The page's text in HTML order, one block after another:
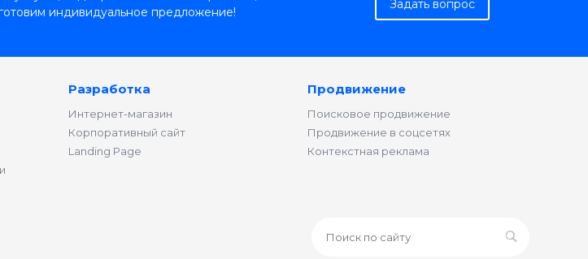
индивидуальное предложение!
Задать вопрос
Разработка
Интернет-магазин
Корпоративный сайт
Landing Page
Продвижение
Поисковое продвижение
Продвижение в соцсетях
Контекстная реклама